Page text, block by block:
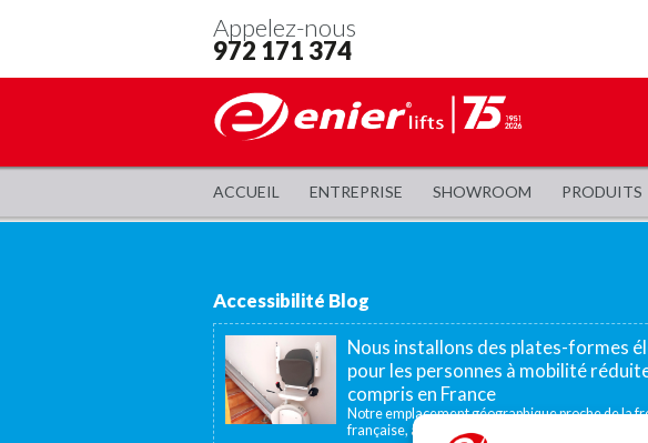
Appelez-nous
972 171 374
ACCUEIL ENTREPRISE SHOWROOM PRODUITS
Accessibilité Blog
Nous installons des plates-formes
pour les personnes à mobilité
compris en France
Notre emplacement géographique proche de la
française, à 40 minutes, nous permet d’offrir...